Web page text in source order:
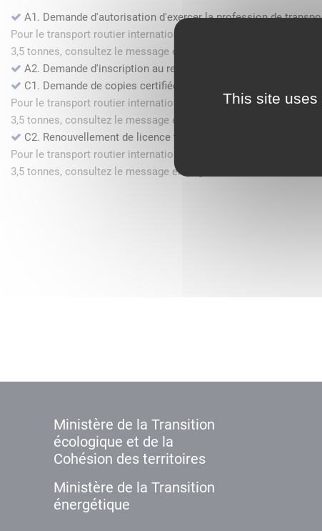
This site
A1. Demande d'autorisation d'exercer la profession de
Pour le transport routier international de marchandises dans
3,5 tonnes, consultez le message en page d'accueil.
A2. Demande d'inscription au registre des commissionnaires
C1. Demande de copies certifiées conformes
Pour le transport routier international de marchandises dans
3,5 tonnes, consultez le message en page d'accueil.
C2. Renouvellement de licence transport routier
Pour le transport routier international de marchandises dans
3,5 tonnes, consultez le message en page d'accueil.
Ministère de la Transition
écologique et de la
Cohésion des territoires
Ministère de la Transition
énergétique